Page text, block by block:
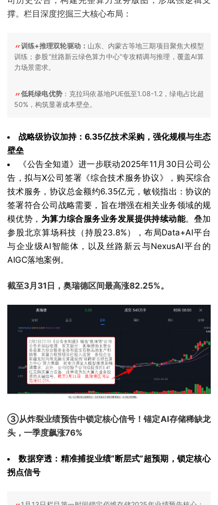
撑。栏目深度挖掘三大核心布局：
训练+推理双轮驱动： 山东、内蒙古等地三期项目聚焦大模型
训练；参股“丝路新云绿色算力中心”专攻精调与推理，覆盖AI算
力场景需求。
低耗绿电优势：克拉玛依基地PUE低至1.08-1.2，绿电占比超
50%，构筑显著成本壁垒。
战略级协议加持：6.35亿技术采购，强化规模与生态
壁垒
《公告全知道》进一步联动2025年11月30日公司公
告，拟与X公司签署《综合技术服务协议》，购买综合
技术服务，协议总金额约6.35亿元，敏锐指出：协议的
签署符合公司战略需要，旨在增强在相关业务领域的规
模优势， 为算力综合服务业务发展提供持续动能。叠加
参股北京算场科技（持股23.8%），布局Data+AI平台
与企业级AI智能体，以及丝路新云与NexusAI平台的
AIGC落地案例。
截至3月31日，奥瑞德区间最高涨82.25%。
③从炸裂业绩预告中锁定核心信号！锚定AI存储稀缺龙
头，一季度飙涨76%
数据穿透：精准捕捉业绩“断层式”超预期，锁定核心
拐点信号